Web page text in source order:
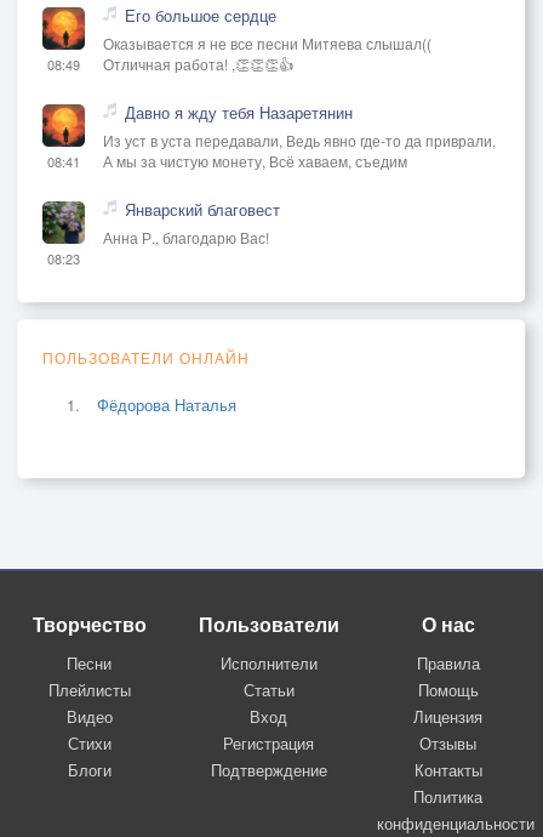
08:49
Его большое сердце
Оказывается я не все песни Митяева слышал((
Отличная работа! ,👏👏👏👍
08:41
Давно я жду тебя Назаретянин
Из уст в уста передавали, Ведь явно где-то да приврали,
А мы за чистую монету, Всё хаваем, съедим
08:23
Январский благовест
Анна Р., благодарю Вас!
ПОЛЬЗОВАТЕЛИ ОНЛАЙН
Фёдорова Наталья
Творчество
Песни
Плейлисты
Видео
Стихи
Блоги
Пользователи
Исполнители
Статьи
Вход
Регистрация
Подтверждение
О нас
Правила
Помощь
Лицензия
Отзывы
Контакты
Политика
конфиденциальности